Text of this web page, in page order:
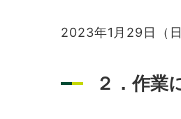
2023年1月29日（
２．作業